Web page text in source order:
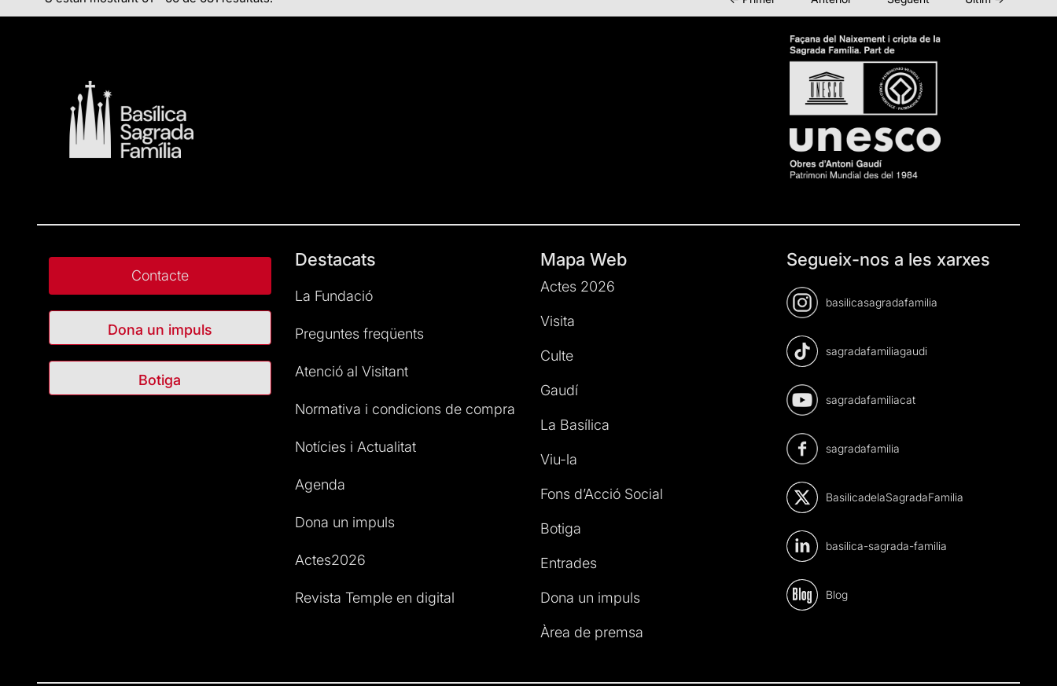
Contacte
Dona un impuls
Botiga
Destacats
La Fundació
Preguntes freqüents
Atenció al Visitant
Normativa i condicions de compra
Notícies i Actualitat
Agenda
Dona un impuls
Actes2026
Revista Temple en digital
Mapa Web
Actes 2026
Visita
Culte
Gaudí
La Basílica
Viu-la
Fons d’Acció Social
Botiga
Entrades
Dona un impuls
Àrea de premsa
Segueix-nos a les xarxes
basilicasagradafamilia
sagradafamiliagaudi
sagradafamiliacat
sagradafamilia
BasilicadelaSagradaFamilia
basilica-sagrada-familia
Blog